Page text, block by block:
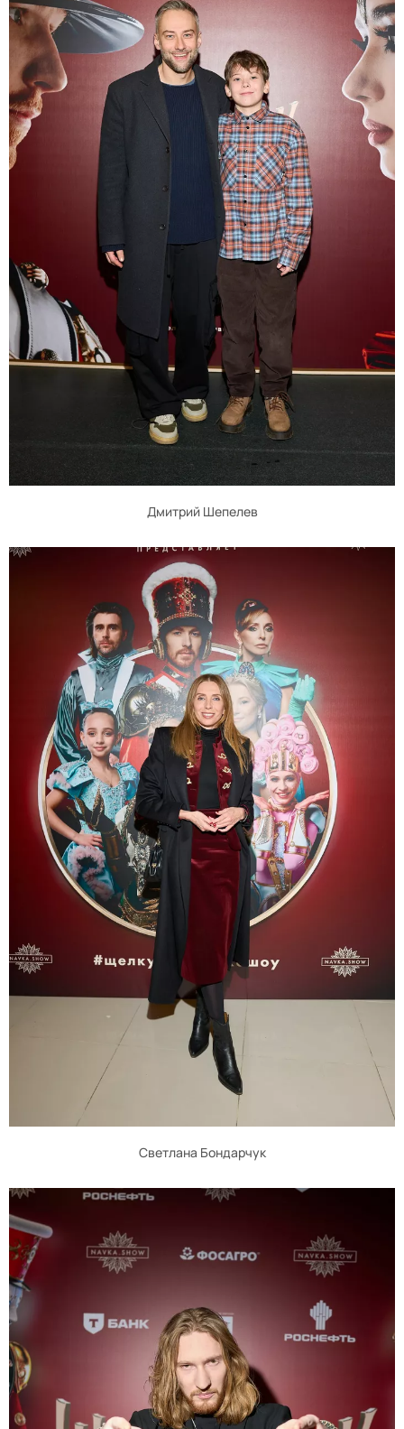
Дмитрий Шепелев
Светлана Бондарчук